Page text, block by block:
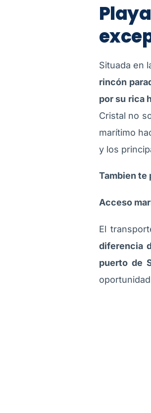
Situada en
rincón
por su rica
Cristal no
marítimo
y los
Tambien te
Acceso
El
diferencia
puerto de